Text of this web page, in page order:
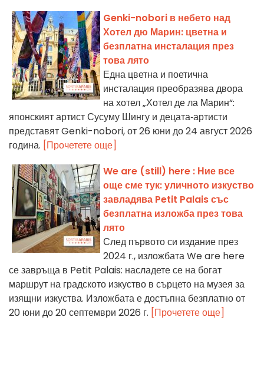
Genki-nobori в небето над
Хотел дю Марин: цветна и
безплатна инсталация през
това лято
Една цветна и поетична
инсталация преобразява двора
на хотел „Хотел де ла Марин“:
японският артист Сусуму Шингу и децата‑артисти
представят Genki-nobori, от 26 юни до 24 август 2026
година. [Прочетете още]
We are (still) here : Ние все
още сме тук: уличното изкуство
завладява Petit Palais със
безплатна изложба през това
лято
След първото си издание през
2024 г., изложбата We are here
се завръща в Petit Palais: насладете се на богат
маршрут на градското изкуство в сърцето на музея за
изящни изкуства. Изложбата е достъпна безплатно от
20 юни до 20 септември 2026 г. [Прочетете още]